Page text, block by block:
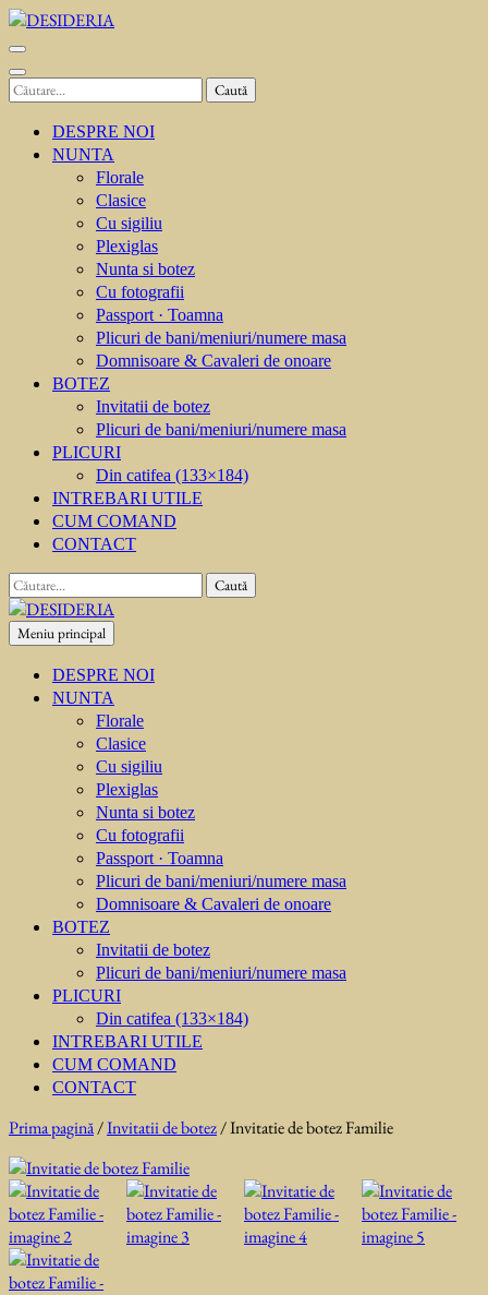
Sari
la
conținut
(apasă
Caută
DESPRE NOI
NUNTA
Florale
Clasice
Cu sigiliu
Plexiglas
Nunta si botez
Cu fotografii
Passport · Toamna
Plicuri de bani/meniuri/numere masa
Domnisoare & Cavaleri de onoare
BOTEZ
Invitatii de botez
Plicuri de bani/meniuri/numere masa
PLICURI
Din catifea (133×184)
INTREBARI UTILE
CUM COMAND
CONTACT
Caută
după:
DESIDERIA
Creator de invitati
Meniu principal
DESPRE NOI
NUNTA
Florale
Clasice
Cu sigiliu
Plexiglas
Nunta si botez
Cu fotografii
Passport · Toamna
Plicuri de bani/meniuri/numere masa
Domnisoare & Cavaleri de onoare
BOTEZ
Invitatii de botez
Plicuri de bani/meniuri/numere masa
PLICURI
Din catifea (133×184)
INTREBARI UTILE
CUM COMAND
CONTACT
Prima pagină/Invitatii de botez/ Invitatie de botez Familie